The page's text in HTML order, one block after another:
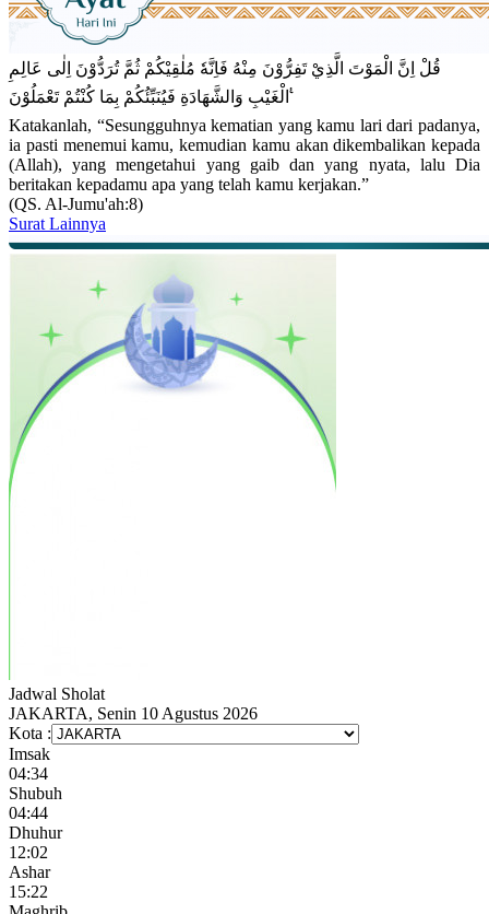
قُلْ اِنَّ الْمَوْتَ الَّذِيْ تَفِرُّوْنَ مِنْهُ فَاِنَّهٗ مُلٰقِيْكُمْ ثُمَّ تُرَدُّوْنَ اِلٰى عَالِمِ
الْغَيْبِ وَالشَّهَادَةِ فَيُنَبِّئُكُمْ بِمَا كُنْتُمْ تَعْمَلُوْنَ ࣖ
Katakanlah, “Sesungguhnya kematian yang kamu lari dari padanya,
ia pasti menemui kamu, kemudian kamu akan dikembalikan kepada
(Allah), yang mengetahui yang gaib dan yang nyata, lalu Dia
beritakan kepadamu apa yang telah kamu kerjakan.”
(QS. Al-Jumu'ah:8)
Surat Lainnya
Jadwal Sholat
JAKARTA, Senin 10 Agustus 2026
Kota :
Imsak
04:34
Shubuh
04:44
Dhuhur
12:02
Ashar
15:22